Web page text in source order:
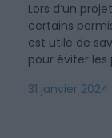
Lors d’un
certains
est utile de
pour éviter les
31 janvier 2024